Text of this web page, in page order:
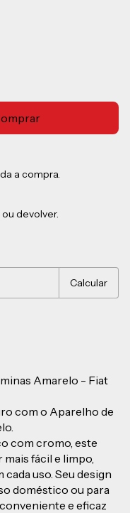
a compra.
devolver.
Calcular
Amarelo - Fiat
com o Aparelho de
com cromo, este
fácil e limpo,
uso. Seu design
doméstico ou para
e eficaz